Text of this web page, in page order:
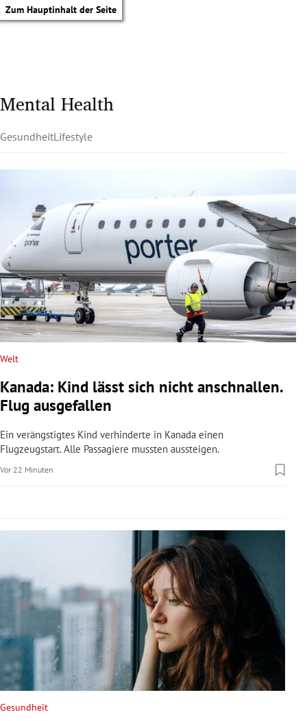
Zum Hauptinhalt der Seite
Untermenü
Untermenü
Untermenü
Untermenü
Untermenü
Untermenü
Mental Health
GesundheitLifestyle
Welt
Kanada: Kind lässt sich nicht anschnallen.
Flug ausgefallen
Ein verängstigtes Kind verhinderte in Kanada einen
Flugzeugstart. Alle Passagiere mussten aussteigen.
Vor 22 Minuten
Gesundheit